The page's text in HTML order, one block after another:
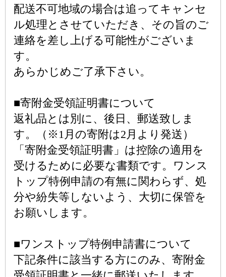
配送不可地域の場合は追ってキャンセ
ル処理とさせていただき、その旨のご
連絡を差し上げる可能性がございま
す。
あらかじめご了承下さい。
■寄附金受領証明書について
返礼品とは別に、後日、郵送致しま
す。（※1月の寄附は2月より発送）
「寄附金受領証明書」は控除の適用を
受けるために必要な書類です。ワンス
トップ特例申請の有無に関わらず、処
分や紛失等しないよう、大切に保管を
お願いします。
■ワンストップ特例申請書について
下記条件に該当する方にのみ、寄附金